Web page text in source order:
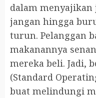
dalam menyajikan
jangan hingga
turun. Pelanggan
makanannya
mereka beli. Jadi,
(Standard
buat melindungi